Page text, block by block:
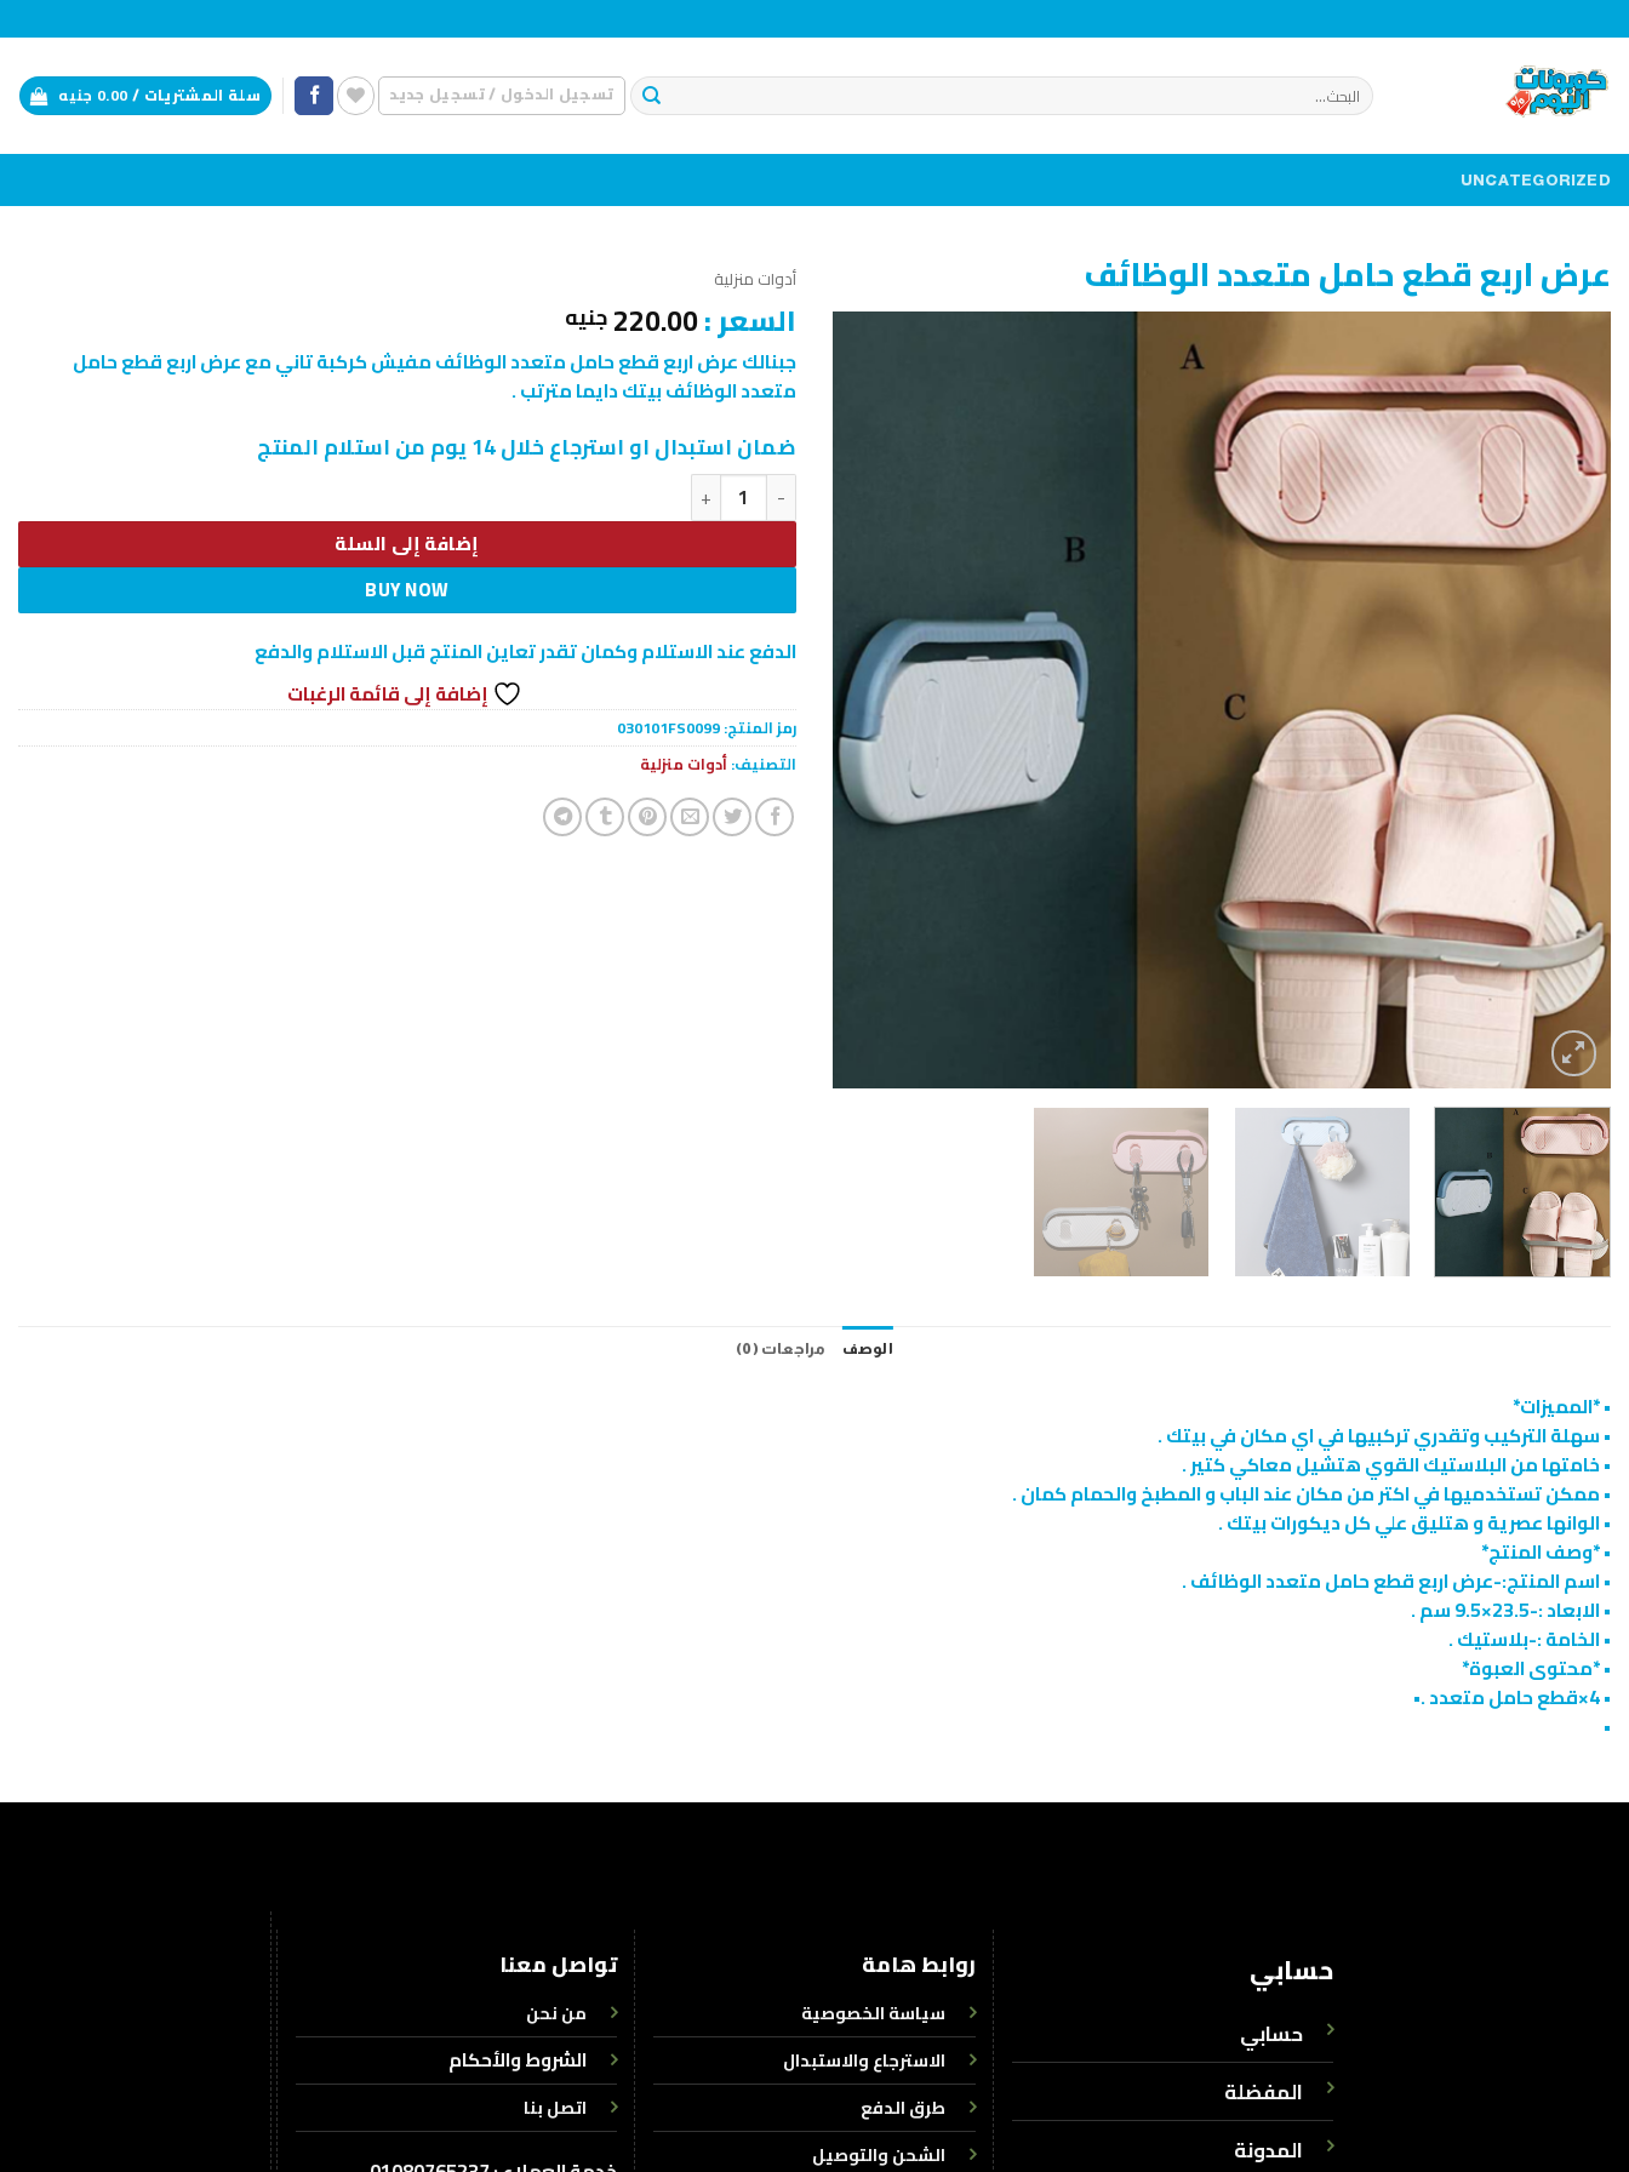
للمحتوى
البحث
عن:
تسجيل الدخول / تسجيل جديد سلة المشتريات /0.00 جنيه
UNCATEGORIZED
عرض اربع قطع حامل متعدد الوظائف أدوات منزلية
السعر :220.00جنيه
جبنالك عرض اربع قطع حامل متعدد الوظائف مفيش كركبة تاني مع عرض اربع قطع حامل
متعدد الوظائف بيتك دايما مترتب .
ضمان استبدال او استرجاع خلال 14 يوم من استلام المنتج
كمية عرض اربع قطع حامل متعدد الوظائف
إضافة إلى السلة
BUY NOW
الدفع عند الاستلام وكمان تقدر تعاين المنتج قبل الاستلام والدفع
إضافة إلى قائمة الرغبات
رمز المنتج:030101FS0099
التصنيف:أدوات منزلية
الوصف مراجعات (0)
• *المميزات*
• سهلة التركيب وتقدري تركبيها في اي مكان في بيتك .
• خامتها من البلاستيك القوي هتشيل معاكي كتير .
• ممكن تستخدميها في اكتر من مكان عند الباب و المطبخ والحمام كمان .
• الوانها عصرية و هتليق علي كل ديكورات بيتك .
• *وصف المنتج*
• اسم المنتج:-عرض اربع قطع حامل متعدد الوظائف .
• الابعاد :-23.5×9.5 سم .
• الخامة :-بلاستيك .
• *محتوى العبوة*
• 4×قطع حامل متعدد .•
•
حسابي
حسابي
المفضلة
المدونة
روابط هامة
سياسة الخصوصية
الاسترجاع والاستبدال
طرق الدفع
الشحن والتوصيل
تواصل معنا
من نحن
الشروط والأحكام
اتصل بنا